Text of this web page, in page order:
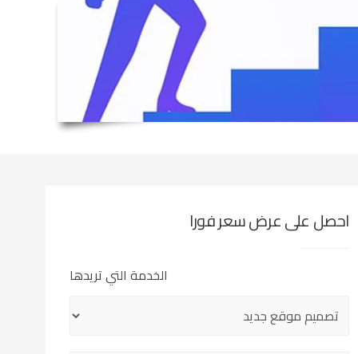
احصل على عرض سعر فورا
الخدمة التي تريدها